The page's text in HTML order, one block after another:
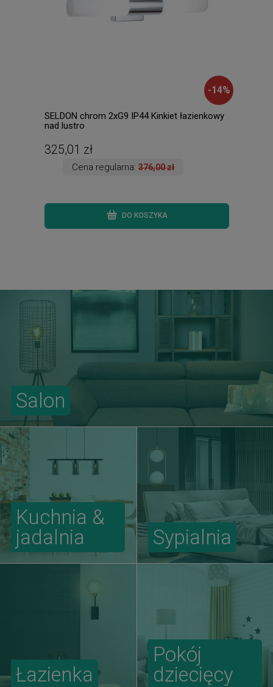
-14%
SELDON chrom 2xG9 IP44 Kinkiet łazienkowy
nad lustro
325,01 zł
Cena regularna:376,00 zł
DO KOSZYKA
Salon
Kuchnia &
jadalnia
Sypialnia
Łazienka
Pokój
dziecięcy